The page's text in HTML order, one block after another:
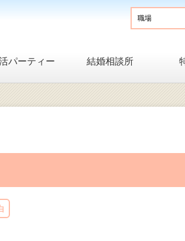
パーティー 結婚相談所